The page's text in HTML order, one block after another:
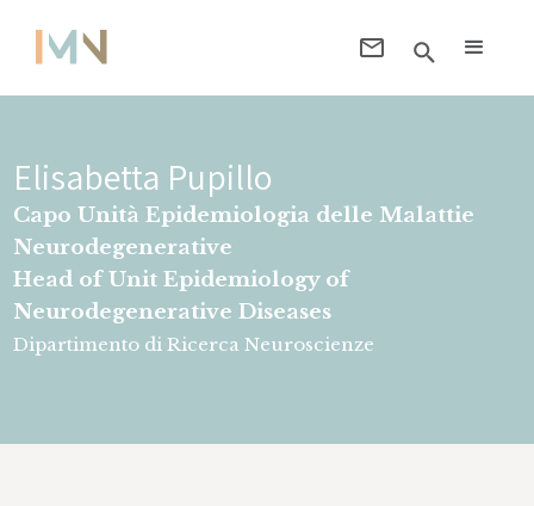
Elisabetta Pupillo
Capo Unità Epidemiologia delle Malattie
Neurodegenerative
Head of Unit Epidemiology of
Neurodegenerative Diseases
Dipartimento di Ricerca Neuroscienze